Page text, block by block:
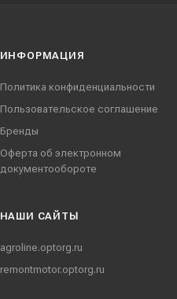
ИНФОРМАЦИЯ
Политика конфиденциальности
Пользовательское соглашение
Бренды
Оферта об электронном
документообороте
НАШИ CАЙТЫ
agroline.optorg.ru
remontmotor.optorg.ru